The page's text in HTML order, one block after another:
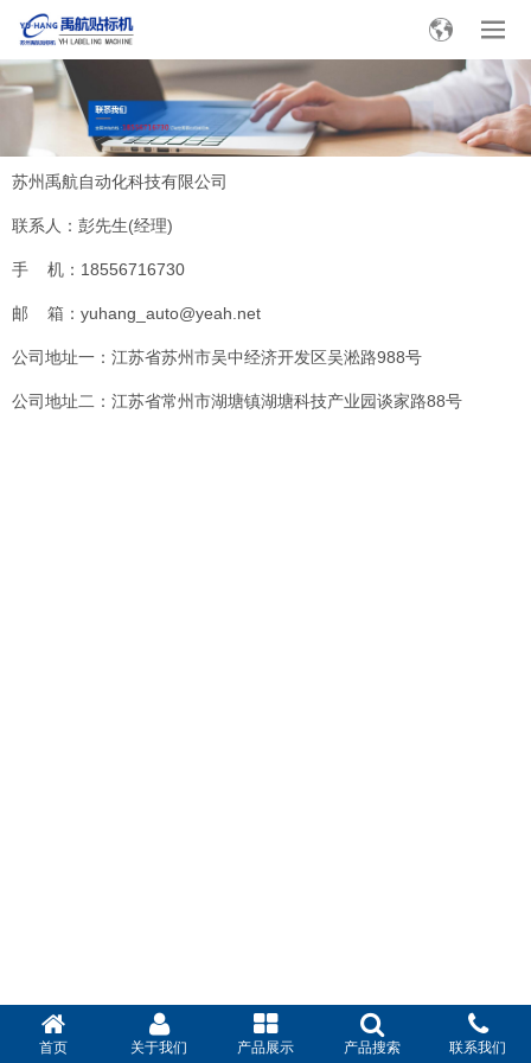
苏州禹航自动化科技有限公司
联系人：彭先生(经理)
手 机：18556716730
邮 箱：yuhang_auto@yeah.net
公司地址一：江苏省苏州市吴中经济开发区吴淞路988号
公司地址二：江苏省常州市湖塘镇湖塘科技产业园谈家路88号
首页 关于我们 产品展示 产品搜索 联系我们